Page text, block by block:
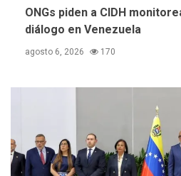
ONGs piden a CIDH
diálogo en Venezuela
agosto 6, 2026 170